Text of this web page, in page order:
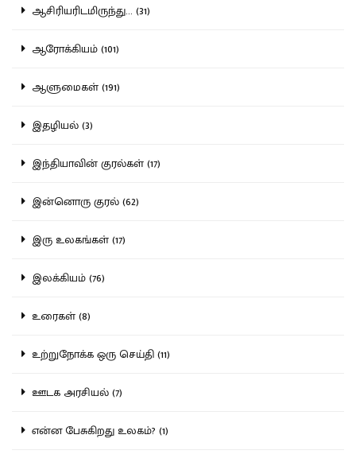
ஆசிரியரிடமிருந்து... (31)
ஆரோக்கியம் (101)
ஆளுமைகள் (191)
இதழியல் (3)
இந்தியாவின் குரல்கள் (17)
இன்னொரு குரல் (62)
இரு உலகங்கள் (17)
இலக்கியம் (76)
உரைகள் (8)
உற்றுநோக்க ஒரு செய்தி (11)
ஊடக அரசியல் (7)
என்ன பேசுகிறது உலகம்? (1)